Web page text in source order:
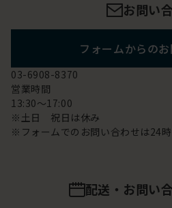
お問い
フォームからの
03-6908-8370
営業時間
13:30～17:00
※土日 祝日は休み
※フォームでのお問い合わせは24時
配送・お問い